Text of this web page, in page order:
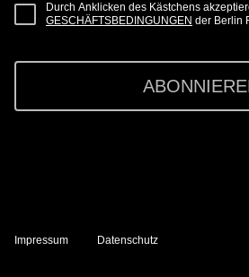
Durch Anklicken des Kästchens
GESCHÄFTSBEDINGUNGEN der Berlin
Impressum Datenschutz